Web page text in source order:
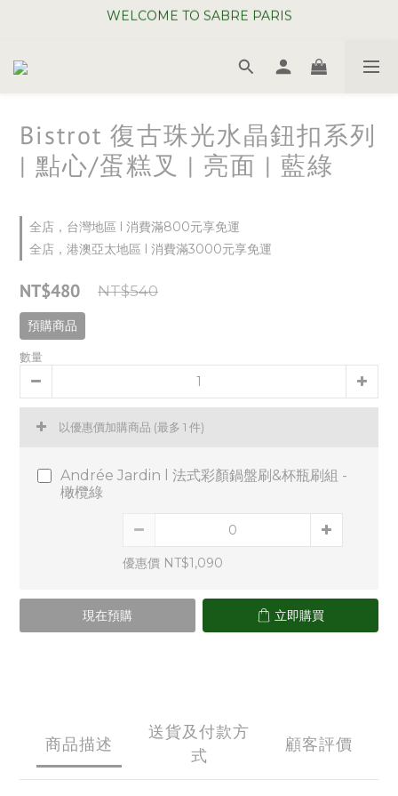
WELCOME TO SABRE PARIS
WELCOME TO SABRE PARIS
Bistrot 復古珠光水晶鈕扣系列
| 點心/蛋糕叉 | 亮面 | 藍綠
全店，台灣地區 l 消費滿800元享免運
全店，港澳亞太地區 l 消費滿3000元享免運
NT$480 NT$540
預購商品
數量
以優惠價加購商品 (最多 1 件)
Andrée Jardin l 法式彩顏鍋盤刷&杯瓶刷組 -
橄欖綠
優惠價 NT$1,090
現在預購 立即購買
商品描述
送貨及付款方
式
顧客評價